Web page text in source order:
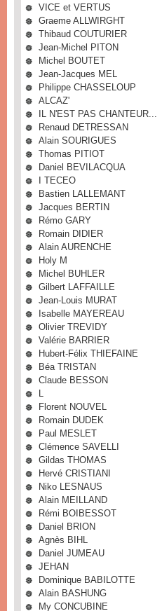
VICE et VERTUS
Graeme ALLWIRGHT
Thibaud COUTURIER
Jean-Michel PITON
Michel BOUTET
Jean-Jacques MEL
Philippe CHASSELOUP
ALCAZ'
IL N'EST PAS CHANTEUR...
Renaud DETRESSAN
Alain SOURIGUES
Thomas PITIOT
Daniel BEVILACQUA
I TECEO
Bastien LALLEMANT
Jacques BERTIN
Rémo GARY
Romain DIDIER
Alain AURENCHE
Holy M
Michel BUHLER
Gilbert LAFFAILLE
Jean-Louis MURAT
Isabelle MAYEREAU
Olivier TREVIDY
Valérie BARRIER
Hubert-Félix THIEFAINE
Béa TRISTAN
Claude BESSON
L
Florent NOUVEL
Romain DUDEK
Paul MESLET
Clémence SAVELLI
Gildas THOMAS
Hervé CRISTIANI
Niko LESNAUS
Alain MEILLAND
Rémi BOIBESSOT
Daniel BRION
Agnès BIHL
Daniel JUMEAU
JEHAN
Dominique BABILOTTE
Alain BASHUNG
My CONCUBINE